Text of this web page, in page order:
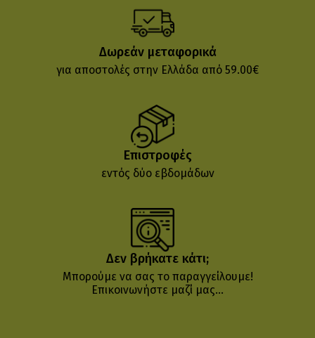
Δωρεάν μεταφορικά
για αποστολές στην Ελλάδα από 59.00€
Επιστροφές
εντός δύο εβδομάδων
Δεν βρήκατε κάτι;
Μπορούμε να σας το παραγγείλουμε!
Επικοινωνήστε μαζί μας...